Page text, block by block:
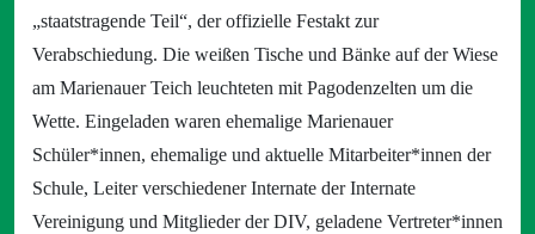
„staatstragende Teil“, der offizielle Festakt zur
Verabschiedung. Die weißen Tische und Bänke auf der Wiese
am Marienauer Teich leuchteten mit Pagodenzelten um die
Wette. Eingeladen waren ehemalige Marienauer
Schüler*innen, ehemalige und aktuelle Mitarbeiter*innen der
Schule, Leiter verschiedener Internate der Internate
Vereinigung und Mitglieder der DIV, geladene Vertreter*innen